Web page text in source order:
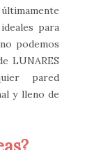
para
podemos
LUNARES
pared
y lleno de